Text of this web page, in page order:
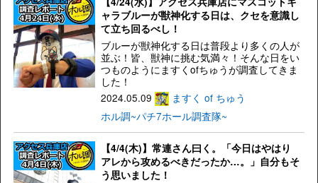
ャラブルーが獣神化する日は、クセを意識し
て立ち回るべし！
ブルーが獣神化する日は普段より多くの人が
並ぶ！皆、獣神に挑む気満々！そんな日をい
つものようにますくofちゅうが調査してきま
した！
2024.05.09
ますく of ちゅう
ホル調~パチ7ホール調査隊~
【4/4(木)】常連さん曰く。「今日はやはり
アレから攻めるべきだったか…。」自分もそ
う思いました！